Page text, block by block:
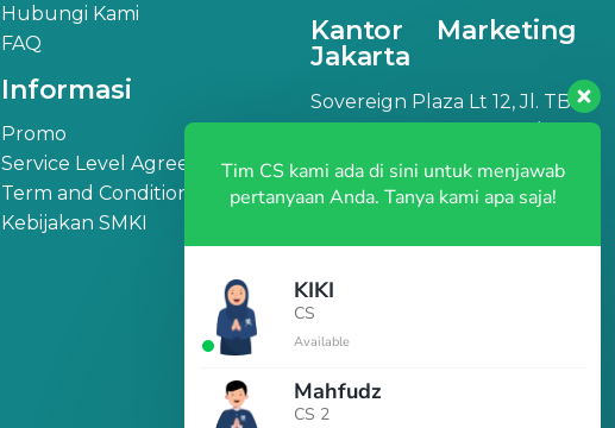
Hubungi Kami
FAQ
Informasi
Promo
Service Level Agreement
Term and Conditions
Kebijakan SMKI
Kantor Marketing
Jakarta
Sovereign Plaza Lt 12, Jl. TB
Cilandak Barat, Kec. Cilandak,
Jakarta Selatan, DKI Jakarta
Tim CS kami ada di sini untuk menjawab
pertanyaan Anda. Tanya kami apa saja!
KIKI
CS
Available
Mahfudz
CS 2